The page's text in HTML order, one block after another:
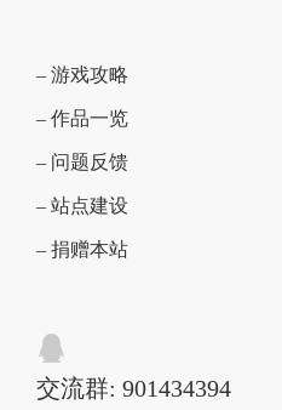
– 游戏攻略
– 作品一览
– 问题反馈
– 站点建设
– 捐赠本站
交流群: 901434394